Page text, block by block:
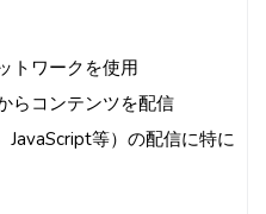
トワークを使用
らコンテンツを配信
JavaScript等）の配信に特に